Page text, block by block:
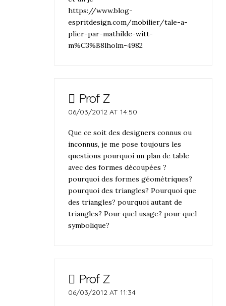
https://www.blog-
espritdesign.com/mobilier/tale-a-
plier-par-mathilde-witt-
m%C3%B8lholm-4982
Prof Z
06/03/2012 AT 14:50
Que ce soit des designers connus ou
inconnus, je me pose toujours les
questions pourquoi un plan de table
avec des formes découpées ?
pourquoi des formes géométriques?
pourquoi des triangles? Pourquoi que
des triangles? pourquoi autant de
triangles? Pour quel usage? pour quel
symbolique?
Prof Z
06/03/2012 AT 11:34